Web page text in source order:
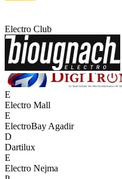
Electro Club
E
Electro Mall
E
ElectroBay Agadir
D
Dartilux
E
Electro Nejma